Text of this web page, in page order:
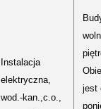
Instalacja
elektryczna,
wod.-kan.,c.o.,
jest